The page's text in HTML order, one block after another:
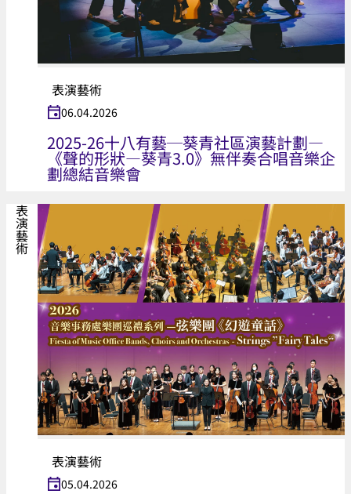
表演藝術
06.04.2026
2025-26十八有藝─葵青社區演藝計劃—
《聲的形狀—葵青3.0》無伴奏合唱音樂企
劃總結音樂會
表演藝術
表演藝術
05.04.2026